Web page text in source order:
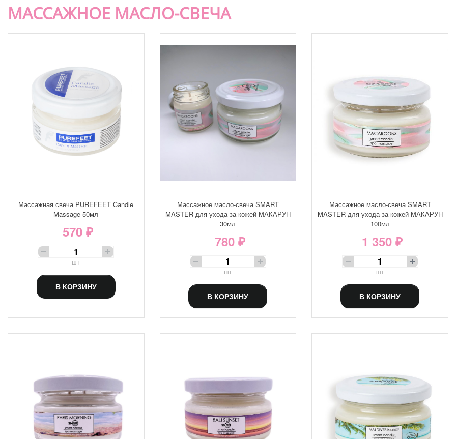
МАССАЖНОЕ МАСЛО-СВЕЧА
Массажная свеча PUREFEET Candle
Massage 50мл
570 ₽
шт
В КОРЗИНУ
Массажное масло-свеча SMART
MASTER для ухода за кожей МАКАРУН
30мл
780 ₽
шт
В КОРЗИНУ
Массажное масло-свеча SMART
MASTER для ухода за кожей МАКАРУН
100мл
1 350 ₽
шт
В КОРЗИНУ